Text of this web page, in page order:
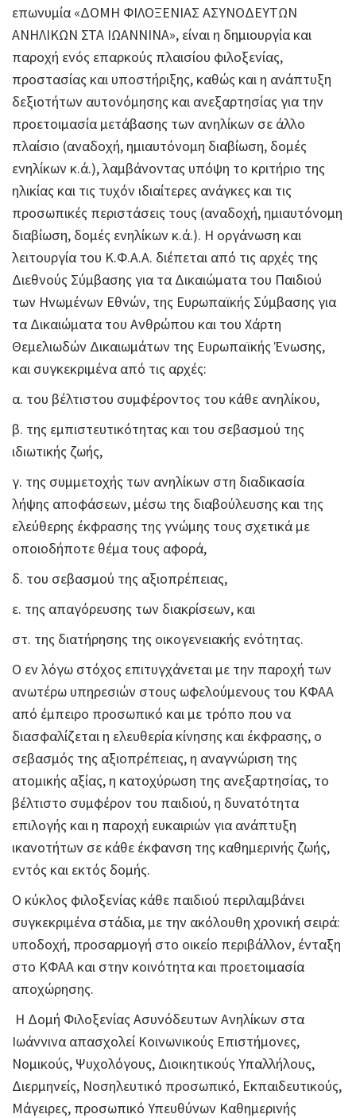
επωνυμία «ΔΟΜΗ ΦΙΛΟΞΕΝΙΑΣ ΑΣΥΝΟΔΕΥΤΩΝ
ΑΝΗΛΙΚΩΝ ΣΤΑ ΙΩΑΝΝΙΝΑ», είναι η δημιουργία και
παροχή ενός επαρκούς πλαισίου φιλοξενίας,
προστασίας και υποστήριξης, καθώς και η ανάπτυξη
δεξιοτήτων αυτονόμησης και ανεξαρτησίας για την
προετοιμασία μετάβασης των ανηλίκων σε άλλο
πλαίσιο (αναδοχή, ημιαυτόνομη διαβίωση, δομές
ενηλίκων κ.ά.), λαμβάνοντας υπόψη το κριτήριο της
ηλικίας και τις τυχόν ιδιαίτερες ανάγκες και τις
προσωπικές περιστάσεις τους (αναδοχή, ημιαυτόνομη
διαβίωση, δομές ενηλίκων κ.ά.). Η οργάνωση και
λειτουργία του Κ.Φ.Α.Α. διέπεται από τις αρχές της
Διεθνούς Σύμβασης για τα Δικαιώματα του Παιδιού
των Ηνωμένων Εθνών, της Ευρωπαϊκής Σύμβασης για
τα Δικαιώματα του Ανθρώπου και του Χάρτη
Θεμελιωδών Δικαιωμάτων της Ευρωπαϊκής Ένωσης,
και συγκεκριμένα από τις αρχές:
α. του βέλτιστου συμφέροντος του κάθε ανηλίκου,
β. της εμπιστευτικότητας και του σεβασμού της
ιδιωτικής ζωής,
γ. της συμμετοχής των ανηλίκων στη διαδικασία
λήψης αποφάσεων, μέσω της διαβούλευσης και της
ελεύθερης έκφρασης της γνώμης τους σχετικά με
οποιοδήποτε θέμα τους αφορά,
δ. του σεβασμού της αξιοπρέπειας,
ε. της απαγόρευσης των διακρίσεων, και
στ. της διατήρησης της οικογενειακής ενότητας.
Ο εν λόγω στόχος επιτυγχάνεται με την παροχή των
ανωτέρω υπηρεσιών στους ωφελούμενους του ΚΦΑΑ
από έμπειρο προσωπικό και με τρόπο που να
διασφαλίζεται η ελευθερία κίνησης και έκφρασης, ο
σεβασμός της αξιοπρέπειας, η αναγνώριση της
ατομικής αξίας, η κατοχύρωση της ανεξαρτησίας, το
βέλτιστο συμφέρον του παιδιού, η δυνατότητα
επιλογής και η παροχή ευκαιριών για ανάπτυξη
ικανοτήτων σε κάθε έκφανση της καθημερινής ζωής,
εντός και εκτός δομής.
Ο κύκλος φιλοξενίας κάθε παιδιού περιλαμβάνει
συγκεκριμένα στάδια, με την ακόλουθη χρονική σειρά:
υποδοχή, προσαρμογή στο οικείο περιβάλλον, ένταξη
στο ΚΦΑΑ και στην κοινότητα και προετοιμασία
αποχώρησης.
Η Δομή Φιλοξενίας Ασυνόδευτων Ανηλίκων στα
Ιωάννινα απασχολεί Κοινωνικούς Επιστήμονες,
Νομικούς, Ψυχολόγους, Διοικητικούς Υπαλλήλους,
Διερμηνείς, Νοσηλευτικό προσωπικό, Εκπαιδευτικούς,
Μάγειρες, προσωπικό Υπευθύνων Καθημερινής